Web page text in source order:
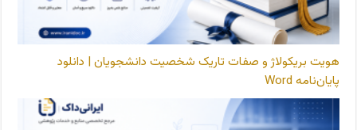
هویت بریکولاژ و صفات تاریک شخصیت دانشجویان | دانلود
پایان‌نامه Word